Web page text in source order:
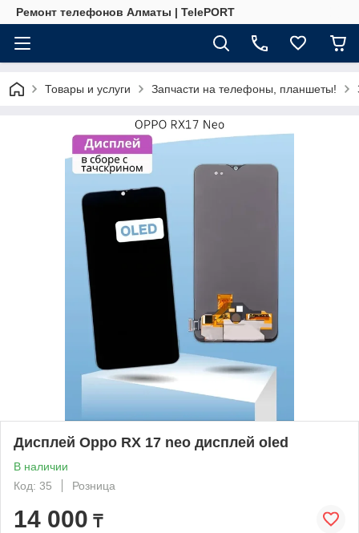
Ремонт телефонов Алматы | TelePORT
Товары и услуги Запчасти на телефоны, планшеты!
Дисплей Oppo RX 17 neo дисплей oled
В наличии
Код: 35
Розница
14 000 ₸